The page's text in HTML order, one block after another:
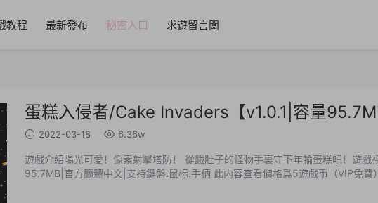
教程 最新發布 秘密入口 求遊留言闆
蛋糕入侵者/Cake Invaders【v1.0.1|容量
2022-03-18 6.36w
遊戲介紹陽光可愛！像素射擊塔防！ 從餓肚子的怪物手裏守下年輪蛋糕吧！遊戲
95.7MB|官方簡體中文|支持鍵盤.鼠标.手柄 此内容查看價格爲5遊戲